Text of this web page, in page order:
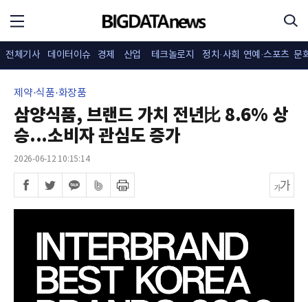
전체기사 데이터이슈 경제 산업 테크놀로지 정치·사회 연예·스포츠 문
제약·식품·화장품
삼양식품, 브랜드 가치 전년比 8.6% 상
승...소비자 관심도 증가
2026-06-12 10:15:14